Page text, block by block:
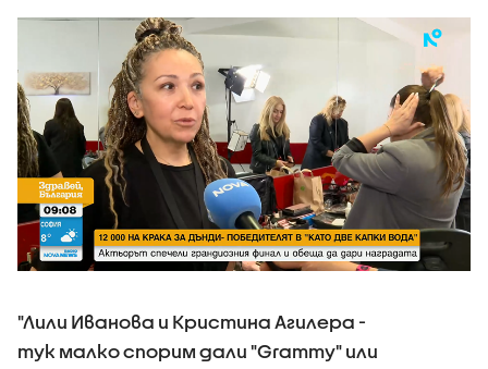
"Лили Иванова и Кристина Агилера -
тук малко спорим дали "Grammy" или